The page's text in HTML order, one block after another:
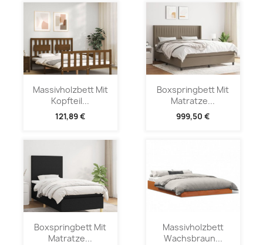
Massivholzbett Mit
Kopfteil...
121,89 €
Boxspringbett Mit
Matratze...
999,50 €
Boxspringbett Mit
Matratze...
Massivholzbett
Wachsbraun...